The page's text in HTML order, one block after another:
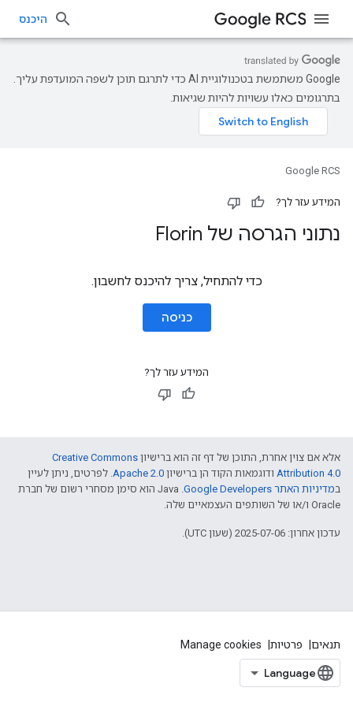
היכנס
‫Google משתמשת בטכנולוגיית AI כדי לתרגם תוכן לשפה המועדפת עליך.
בתרגומים כאלו עשויות להיות שגיאות.
Google RCS
המידע עזר לך?
נתוני הגרסה של Florin
כדי להתחיל, צריך להיכנס לחשבון.
כניסה
המידע עזר לך?
אלא אם צוין אחרת, התוכן של דף זה הוא ברישיון Creative Commons
Attribution 4.0 ודוגמאות הקוד הן ברישיון Apache 2.0. לפרטים, ניתן לעיין
במדיניות האתר Google Developers‏
.‏ Java הוא סימן מסחרי רשום של חברת
Oracle ו/או של השותפים העצמאיים שלה.
עדכון אחרון: 2025-07-06 (שעון UTC).
תנאים פרטיות Manage cookies